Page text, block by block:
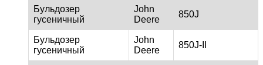
Бульдозер
гусеничный
John
Deere
850J
Бульдозер
гусеничный
John
Deere
850J-II